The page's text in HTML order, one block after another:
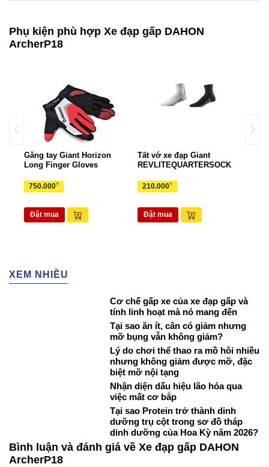
Phụ kiện phù hợp Xe đạp gấp DAHON
ArcherP18
Găng tay Giant Horizon
Long Finger Gloves
750.000₫
Đặt mua
Tất vớ xe đạp Giant
REVLITEQUARTERSOCK
210.000₫
Đặt mua
XEM NHIỀU
Cơ chế gấp xe của xe đạp gấp và
tính linh hoạt mà nó mang đến
Tại sao ăn ít, cân có giảm nhưng
mỡ bụng vẫn không giảm?
Lý do chơi thể thao ra mồ hôi nhiều
nhưng không giảm được mỡ, đặc
biệt mỡ nội tạng
Nhận diện dấu hiệu lão hóa qua
việc mất cơ bắp
Tại sao Protein trở thành dinh
dưỡng trụ cột trong sơ đồ tháp
dinh dưỡng của Hoa Kỳ năm 2026?
Bình luận và đánh giá về Xe đạp gấp DAHON
ArcherP18